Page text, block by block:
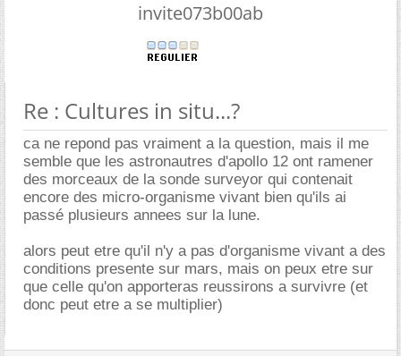
invite073b00ab
Re : Cultures in situ...?
ca ne repond pas vraiment a la question, mais il me
semble que les astronautres d'apollo 12 ont ramener
des morceaux de la sonde surveyor qui contenait
encore des micro-organisme vivant bien qu'ils ai
passé plusieurs annees sur la lune.
alors peut etre qu'il n'y a pas d'organisme vivant a des
conditions presente sur mars, mais on peux etre sur
que celle qu'on apporteras reussirons a survivre (et
donc peut etre a se multiplier)